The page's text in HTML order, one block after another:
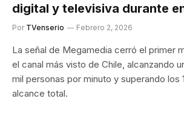
digital y televisiva durante
Por TVenserio Febrero 2, 2026
La señal de Megamedia cerró el primer
el canal más visto de Chile, alcanzando
mil personas por minuto y superando los
alcance total.